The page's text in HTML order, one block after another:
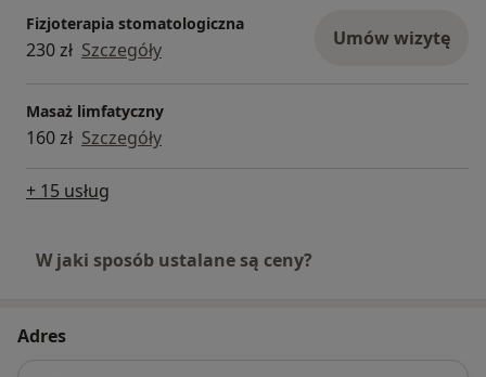
Fizjoterapia stomatologiczna
230 zł Szczegóły Umów wizytę
Masaż limfatyczny
160 zł Szczegóły
+ 15 usług
W jaki sposób ustalane są ceny?
Adres